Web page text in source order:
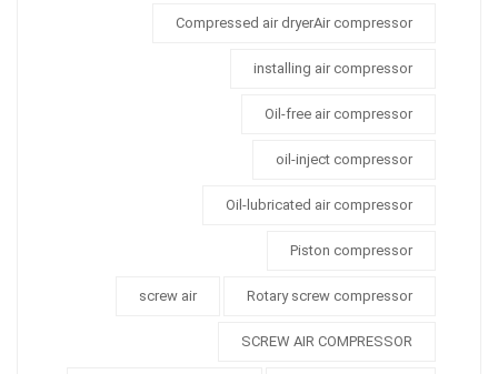
Compressed air dryerAir compressor
installing air compressor
Oil-free air compressor
oil-inject compressor
Oil-lubricated air compressor
Piston compressor
Rotary screw compressor
screw air
SCREW AIR COMPRESSOR